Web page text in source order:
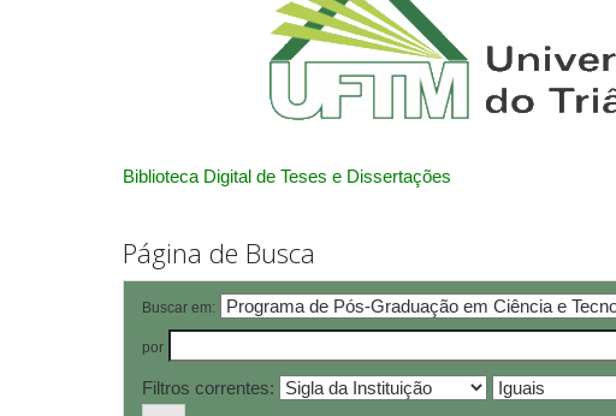
Biblioteca Digital de Teses e Dissertações
Página de Busca
Buscar em:
por
Filtros correntes: